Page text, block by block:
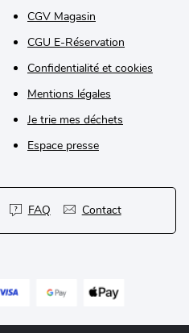
CGV Magasin
CGU E-Réservation
Confidentialité et cookies
Mentions légales
Je trie mes déchets
Espace presse
FAQ Contact